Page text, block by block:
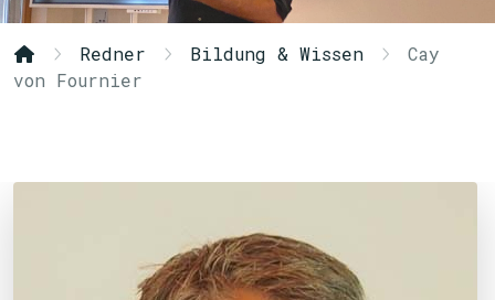
Redner Bildung & Wissen
Cay
von Fournier